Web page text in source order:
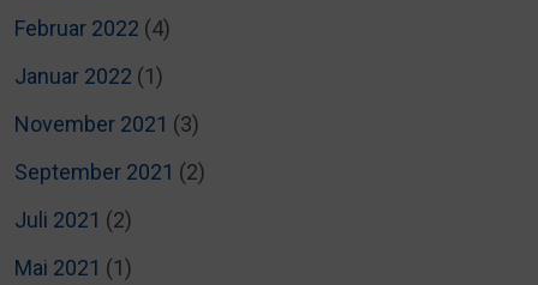
Februar 2022 (4)
Januar 2022 (1)
November 2021 (3)
September 2021 (2)
Juli 2021 (2)
Mai 2021 (1)